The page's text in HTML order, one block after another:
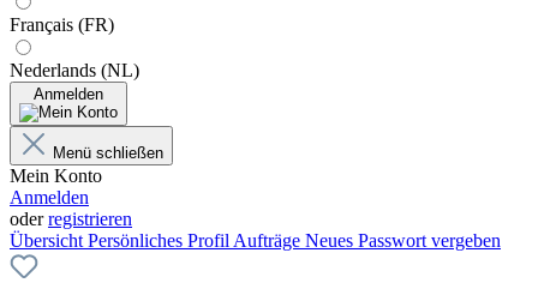
Français (FR)
Nederlands (NL)
Anmelden
Menü schließen
Mein Konto
Anmelden
oderregistrieren
Übersicht Persönliches Profil Aufträge Neues Passwort vergeben